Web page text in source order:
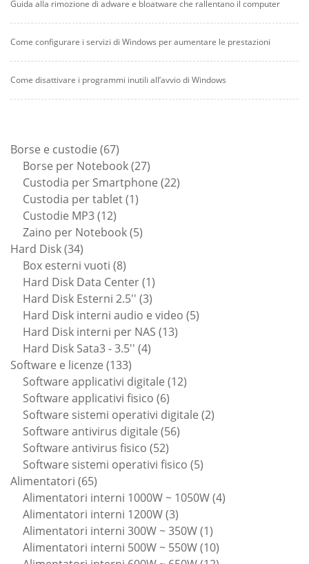
Guida alla rimozione di adware e bloatware che rallentano il computer
Come configurare i servizi di Windows per aumentare le prestazioni
Come disattivare i programmi inutili all’avvio di Windows
Borse e custodie 6767
prodotti
Borse per Notebook 2727
prodotti
Custodia per Smartphone 2222
Custodia per tablet 11
Custodie MP3 1212
prodotti
Zaino per Notebook 55
Hard Disk 3434
prodotti
Box esterni vuoti 88
prodotti
Hard Disk Data Center 11
prodotto
Hard Disk Esterni 2.5'' 33
prodotti
Hard Disk interni audio e video 55
Hard Disk interni per NAS 1313
Hard Disk Sata3 - 3.5'' 44
Software e licenze 133133
prodotti
Software applicativi digitale 1212
Software applicativi fisico 66
prodotti
Software sistemi operativi digitale 22
Software antivirus digitale 5656
Software antivirus fisico 5252
prodotti
Software sistemi operativi fisico 55
Alimentatori 6565
prodotti
Alimentatori interni 1000W ~ 1050W 44
Alimentatori interni 1200W 33
prodotti
Alimentatori interni 300W ~ 350W 11
prodotto
Alimentatori interni 500W ~ 550W 1010